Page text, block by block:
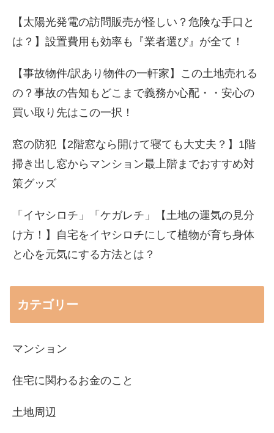
【太陽光発電の訪問販売が怪しい？危険な手口と
は？】設置費用も効率も『業者選び』が全て！
【事故物件/訳あり物件の一軒家】この土地売れる
の？事故の告知もどこまで義務か心配・・安心の
買い取り先はこの一択！
窓の防犯【2階窓なら開けて寝ても大丈夫？】1階
掃き出し窓からマンション最上階までおすすめ対
策グッズ
「イヤシロチ」「ケガレチ」【土地の運気の見分
け方！】自宅をイヤシロチにして植物が育ち身体
と心を元気にする方法とは？
カテゴリー
マンション
住宅に関わるお金のこと
土地周辺